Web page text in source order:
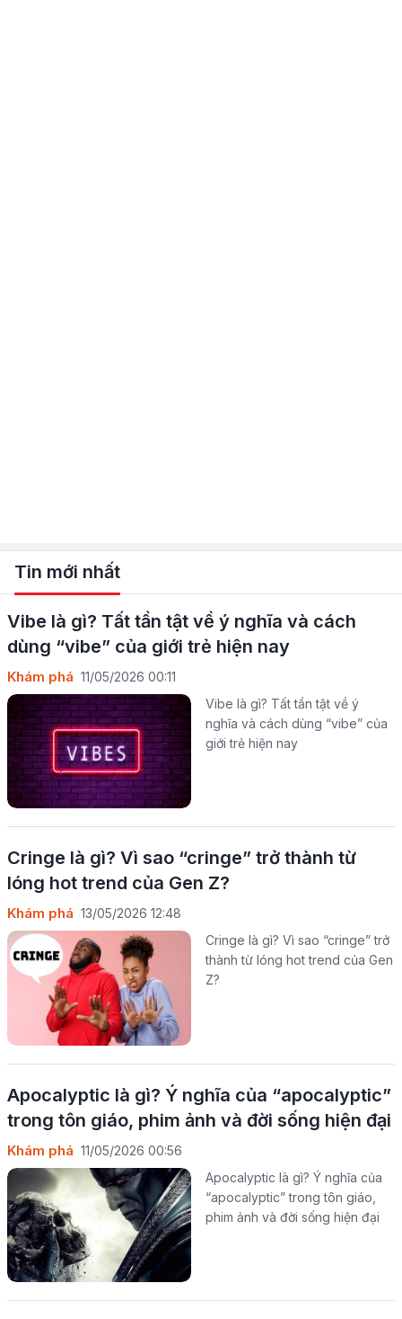
Tin mới nhất
Vibe là gì? Tất tần tật về ý nghĩa và cách
dùng “vibe” của giới trẻ hiện nay
Khám phá 11/05/2026 00:11
Vibe là gì? Tất tần tật về ý
nghĩa và cách dùng “vibe” của
giới trẻ hiện nay
Cringe là gì? Vì sao “cringe” trở thành từ
lóng hot trend của Gen Z?
Khám phá 13/05/2026 12:48
Cringe là gì? Vì sao “cringe” trở
thành từ lóng hot trend của Gen
Z?
Apocalyptic là gì? Ý nghĩa của “apocalyptic”
trong tôn giáo, phim ảnh và đời sống hiện đại
Khám phá 11/05/2026 00:56
Apocalyptic là gì? Ý nghĩa của
“apocalyptic” trong tôn giáo,
phim ảnh và đời sống hiện đại